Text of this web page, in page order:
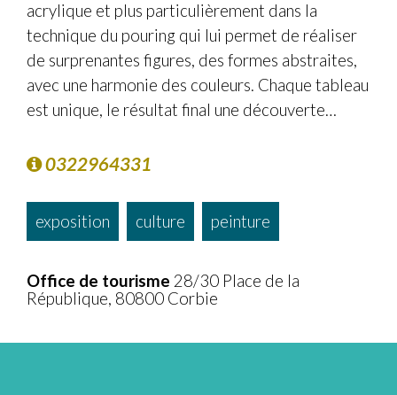
acrylique et plus particulièrement dans la
technique du pouring qui lui permet de réaliser
de surprenantes figures, des formes abstraites,
avec une harmonie des couleurs. Chaque tableau
est unique, le résultat final une découverte…
0322964331
exposition culture peinture
Office de tourisme 28/30 Place de la
République, 80800 Corbie